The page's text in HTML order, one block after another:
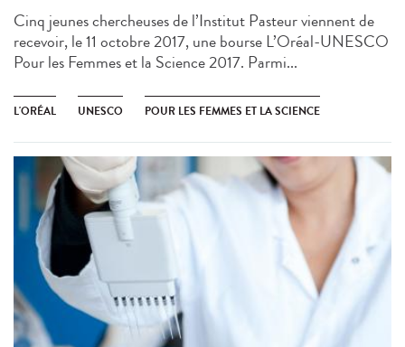
Cinq jeunes chercheuses de l’Institut Pasteur viennent de
recevoir, le 11 octobre 2017, une bourse L’Oréal-UNESCO
Pour les Femmes et la Science 2017. Parmi...
L'ORÉAL UNESCO POUR LES FEMMES ET LA SCIENCE